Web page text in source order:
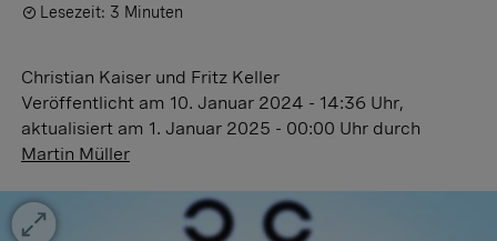
Lesezeit: 3 Minuten
Christian Kaiser und Fritz Keller
Veröffentlicht am 10. Januar 2024 - 14:36 Uhr,
aktualisiert am 1. Januar 2025 - 00:00 Uhr durch
Martin Müller